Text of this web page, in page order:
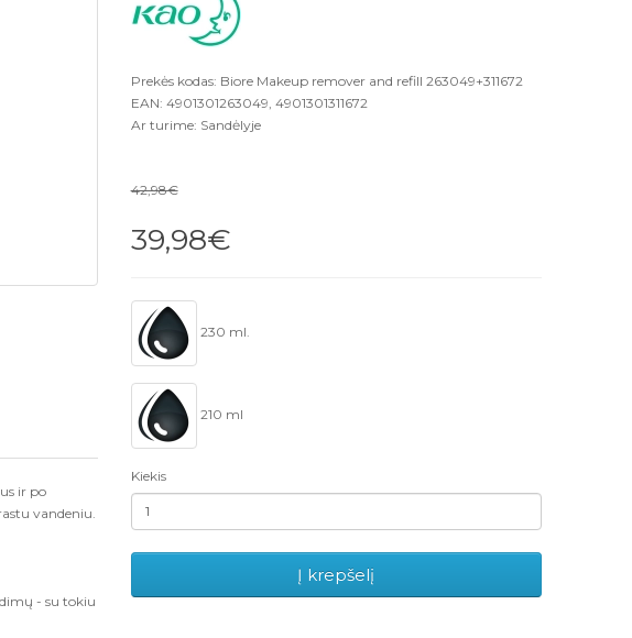
ir po
vandeniu.
- su tokiu
Prekės kodas: Biore Makeup remover and refill 263049+311672
EAN: 4901301263049, 4901301311672
Ar turime: Sandėlyje
42,98€
39,98€
230 ml.
210 ml
Kiekis
Į krepšelį